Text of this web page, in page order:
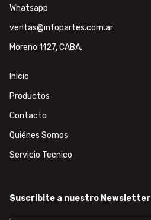
Whatsapp
ventas@infopartes.com.ar
Moreno 1127, CABA.
Inicio
Productos
Contacto
Quiénes Somos
Servicio Tecnico
Suscribite a nuestro Newsletter